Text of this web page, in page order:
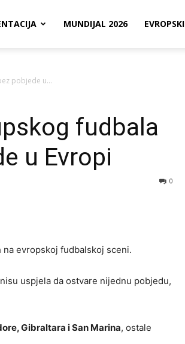
MUNDIJAL 2026 EVROPSKI
pobjede u...
fudbala
u Evropi
0
evropskoj fudbalskoj sceni.
uspjela da ostvare nijednu pobjedu,
Gibraltara i San Marina, ostale